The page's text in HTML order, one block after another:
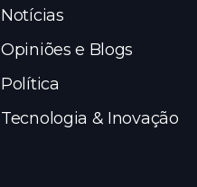
Notícias
Opiniões e Blogs
Política
Tecnologia & Inovação